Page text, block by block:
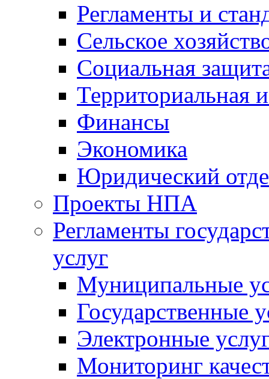
Регламенты и
Сельское
Социальная
Территориальная
Финансы
Экономика
Юридический
Проекты НПА
Регламенты
услуг
Муниципальные
Государственные
Электронные
Мониторинг